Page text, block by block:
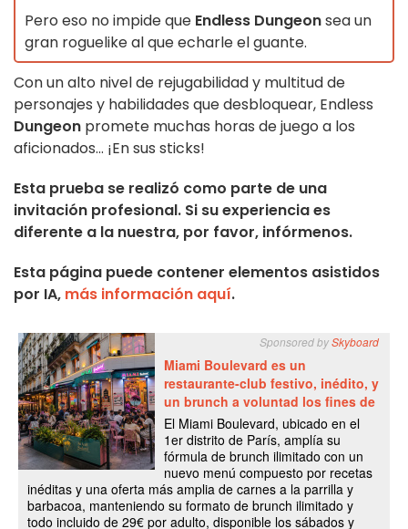
Pero eso no impide que Endless Dungeonsea un
gran roguelike al que echarle el guante.
Con un alto nivel de rejugabilidad y multitud de
personajes y habilidades que desbloquear, Endless
Dungeon promete muchas horas de juego a los
aficionados... ¡En sus sticks!
Esta prueba se realizó como parte de una
invitación profesional. Si su experiencia es
diferente a la nuestra, por favor, infórmenos.
Esta página puede contener elementos asistidos
por IA, más información aquí.